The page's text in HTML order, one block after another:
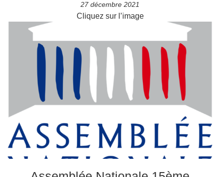
27 décembre 2021
Cliquez sur l’image